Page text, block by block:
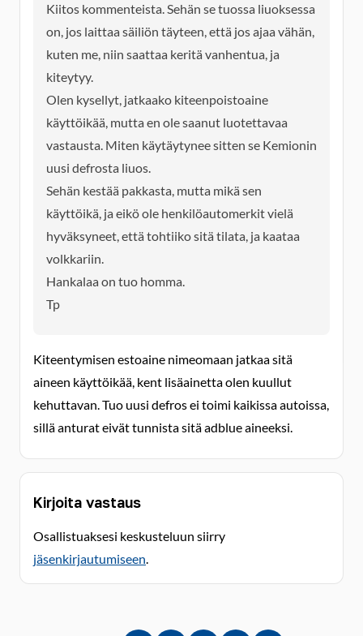
Kiitos kommenteista. Sehän se tuossa liuoksessa
on, jos laittaa säiliön täyteen, että jos ajaa vähän,
kuten me, niin saattaa keritä vanhentua, ja
kiteytyy.
Olen kysellyt, jatkaako kiteenpoistoaine
käyttöikää, mutta en ole saanut luotettavaa
vastausta. Miten käytäytynee sitten se Kemionin
uusi defrosta liuos.
Sehän kestää pakkasta, mutta mikä sen
käyttöikä, ja eikö ole henkilöautomerkit vielä
hyväksyneet, että tohtiiko sitä tilata, ja kaataa
volkkariin.
Hankalaa on tuo homma.
Tp
Kiteentymisen estoaine nimeomaan jatkaa sitä
aineen käyttöikää, kent lisäainetta olen kuullut
kehuttavan. Tuo uusi defros ei toimi kaikissa autoissa,
sillä anturat eivät tunnista sitä adblue aineeksi.
Kirjoita vastaus
Osallistuaksesi keskusteluun siirry
jäsenkirjautumiseen.